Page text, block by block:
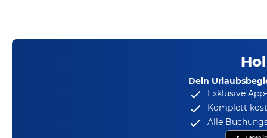
Dein
Exklusive
Komplett
Alle